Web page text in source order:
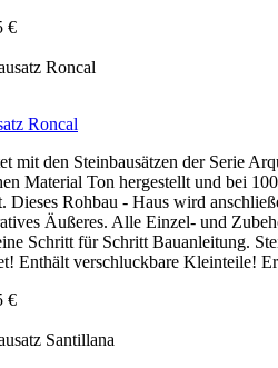
€
Roncal
den Steinbausätzen der Serie
Material Ton hergestellt und bei
Dieses Rohbau - Haus wird
Äußeres. Alle Einzel- und
Schritt für Schritt Bauanleitung.
Enthält verschluckbare Kleinteile!
€